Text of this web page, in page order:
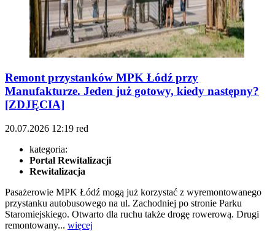
Remont przystanków MPK Łódź przy
Manufakturze. Jeden już gotowy, kiedy następny?
[ZDJĘCIA]
20.07.2026 12:19 red
kategoria:
Portal Rewitalizacji
Rewitalizacja
Pasażerowie MPK Łódź mogą już korzystać z wyremontowanego
przystanku autobusowego na ul. Zachodniej po stronie Parku
Staromiejskiego. Otwarto dla ruchu także drogę rowerową. Drugi
remontowany... więcej